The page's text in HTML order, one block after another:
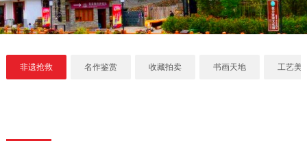
非遗抢救 名作鉴赏 收藏拍卖 书画天地 工艺美